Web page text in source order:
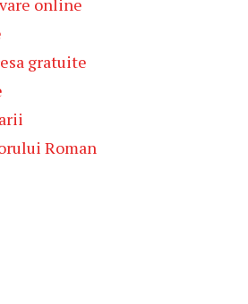
gratuite
Roman